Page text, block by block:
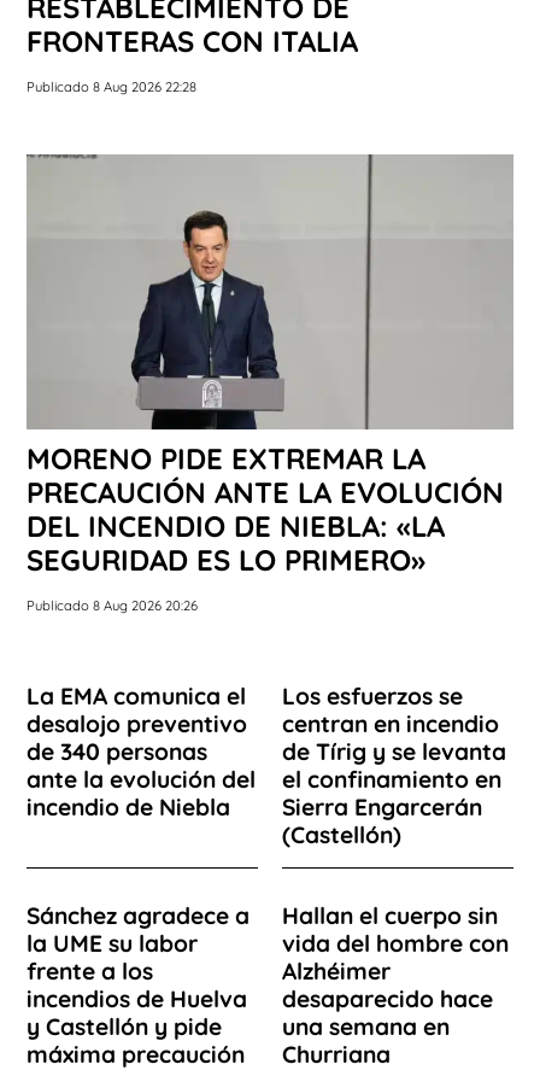
RESTABLECIMIENTO DE
FRONTERAS CON ITALIA
Publicado 8 Aug 2026 22:28
MORENO PIDE EXTREMAR LA
PRECAUCIÓN ANTE LA EVOLUCIÓN
DEL INCENDIO DE NIEBLA: «LA
SEGURIDAD ES LO PRIMERO»
Publicado 8 Aug 2026 20:26
La EMA comunica el
desalojo preventivo
de 340 personas
ante la evolución del
incendio de Niebla
Los esfuerzos se
centran en incendio
de Tírig y se levanta
el confinamiento en
Sierra Engarcerán
(Castellón)
Sánchez agradece a
la UME su labor
frente a los
incendios de Huelva
y Castellón y pide
máxima precaución
Hallan el cuerpo sin
vida del hombre con
Alzhéimer
desaparecido hace
una semana en
Churriana